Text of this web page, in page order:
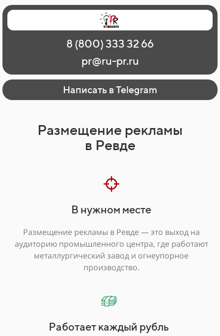
Главная
Наши работы
О рекламе
Регионы
Контакты
8 (800) 333 32 66
pr@ru-pr.ru
Написать в Telegram
Размещение рекламы
в Ревде
В нужном месте
Размещение рекламы в Ревде — это выход на
аудиторию промышленного центра, где работают
металлургический завод и огнеупорное
производство.
Работает каждый рубль